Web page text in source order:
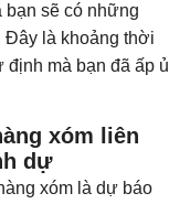
sẽ có những
Đây là khoảng thời
mà bạn đã ấp ủ
xóm liên
dự
xóm là dự báo